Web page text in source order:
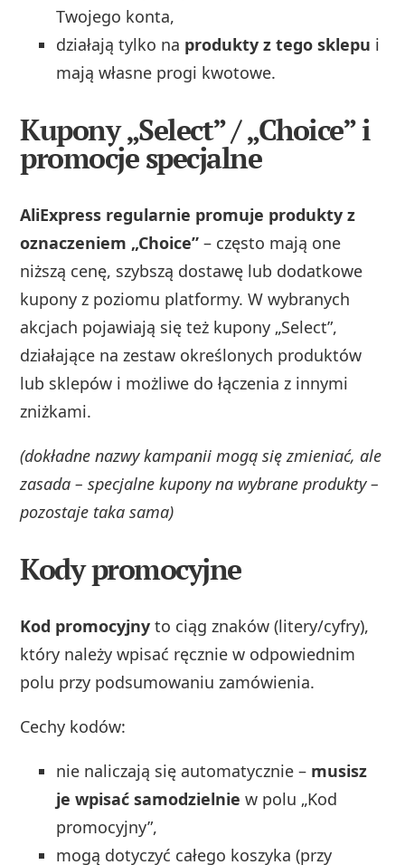
Twojego konta,
działają tylko na produkty z tego sklepu i
mają własne progi kwotowe.
Kupony „Select” / „Choice” i
promocje specjalne
AliExpress regularnie promuje produkty z
oznaczeniem „Choice” – często mają one
niższą cenę, szybszą dostawę lub dodatkowe
kupony z poziomu platformy. W wybranych
akcjach pojawiają się też kupony „Select”,
działające na zestaw określonych produktów
lub sklepów i możliwe do łączenia z innymi
zniżkami.
(dokładne nazwy kampanii mogą się zmieniać, ale
zasada – specjalne kupony na wybrane produkty –
pozostaje taka sama)
Kody promocyjne
Kod promocyjny to ciąg znaków (litery/cyfry),
który należy wpisać ręcznie w odpowiednim
polu przy podsumowaniu zamówienia.
Cechy kodów:
nie naliczają się automatycznie – musisz
je wpisać samodzielnie w polu „Kod
promocyjny”,
mogą dotyczyć całego koszyka (przy